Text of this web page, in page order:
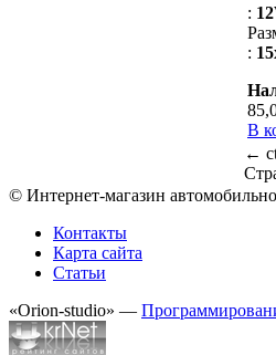
:
:
В
←
© Интернет-магазин
Контакты
Карта сайта
Статьи
«Orion-studio» —